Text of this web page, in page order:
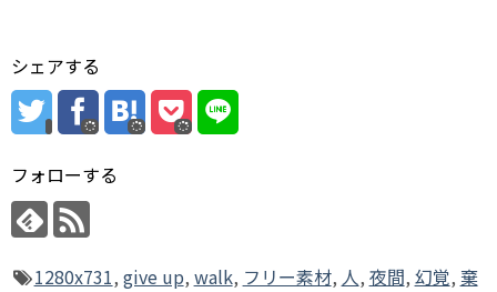
シェアする
フォローする
1280x731, give up, walk, フリー素材, 人, 夜間, 幻覚, 棄